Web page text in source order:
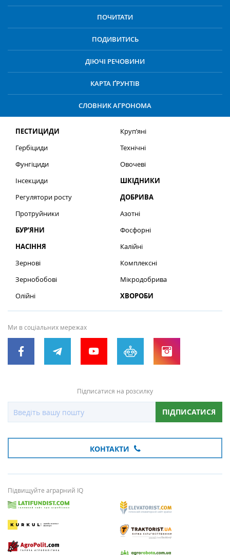
ПОЧИТАТИ
ПОДИВИТИСЬ
ДІЮЧІ РЕЧОВИНИ
КАРТА ҐРУНТІВ
СЛОВНИК АГРОНОМА
ПЕСТИЦИДИ
Гербіциди
Фунгіциди
Інсекциди
Регулятори росту
Протруйники
БУР’ЯНИ
НАСІННЯ
Зернові
Зернобобові
Олійні
Круп’яні
Технічні
Овочеві
ШКІДНИКИ
ДОБРИВА
Азотні
Фосфорні
Калійні
Комплексні
Мікродобрива
ХВОРОБИ
Ми в соціальних мережах
Підписатися на розсилку
ПІДПИСАТИСЯ
КОНТАКТИ
Підвищуйте аграрний IQ